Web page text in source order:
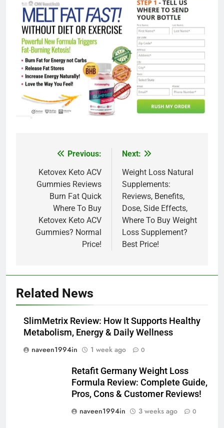
navigation
Previous:
Ketovex Keto ACV
Gummies Reviews
Burn Fat Quick
Where To Buy
Ketovex Keto ACV
Gummies? Normal
Price!
Next:
Weight Loss Natural
Supplements:
Reviews, Benefits,
Dose, Side Effects,
Where To Buy Weight
Loss Supplement?
Best Price!
Related News
SlimMetrix Review: How It Supports Healthy
Metabolism, Energy & Daily Wellness
naveen1994in
1 week ago 0
Retafit Germany Weight Loss
Formula Review: Complete Guide,
Pros, Cons & Customer Reviews!
naveen1994in
3 weeks ago 0